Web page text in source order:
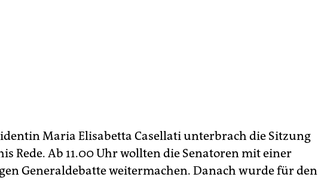
Maria Elisabetta Casellati unterbrach die Sitzung
Rede. Ab 11.00 Uhr wollten die Senatoren mit einer
Generaldebatte weitermachen. Danach wurde für den